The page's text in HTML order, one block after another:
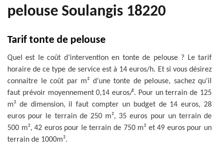
pelouse Soulangis 18220
Tarif tonte de pelouse
Quel est le coût d’intervention en tonte de pelouse ? Le tarif
horaire de ce type de service est à 14 euros/h. Et si vous désirez
connaitre le coût par m² d’une tonte de pelouse, sachez qu’il
faut prévoir moyennement 0,14 euros/². Pour un terrain de 125
m² de dimension, il faut compter un budget de 14 euros, 28
euros pour le terrain de 250 m², 35 euros pour un terrain de
500 m², 42 euros pour le terrain de 750 m² et 49 euros pour un
terrain de 1000m².